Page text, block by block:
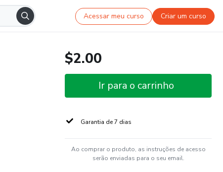
Acessar meu curso Criar um curso
$2.00
Ir para o carrinho
Garantia de 7 dias
Ao comprar o produto, as instruções de acesso
serão enviadas para o seu email.